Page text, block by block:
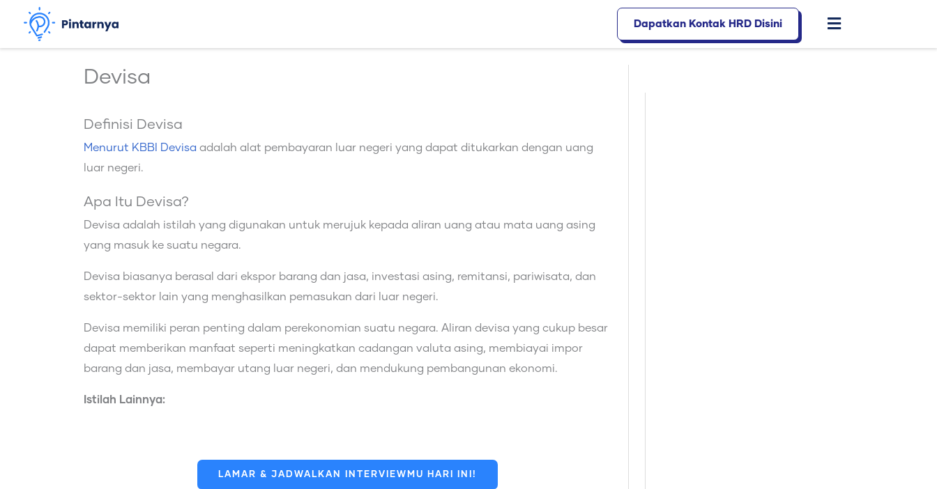
konten
Dapatkan Kontak HRD Disini
Flyout
Devisa
Definisi Devisa
Menurut KBBI Devisa adalah alat pembayaran luar negeri yang dapat ditukarkan dengan uang
luar negeri.
Apa Itu Devisa?
Devisa adalah istilah yang digunakan untuk merujuk kepada aliran uang atau mata uang asing
yang masuk ke suatu negara.
Devisa biasanya berasal dari ekspor barang dan jasa, investasi asing, remitansi, pariwisata, dan
sektor-sektor lain yang menghasilkan pemasukan dari luar negeri.
Devisa memiliki peran penting dalam perekonomian suatu negara. Aliran devisa yang cukup besar
dapat memberikan manfaat seperti meningkatkan cadangan valuta asing, membiayai impor
barang dan jasa, membayar utang luar negeri, dan mendukung pembangunan ekonomi.
Istilah Lainnya:
LAMAR & JADWALKAN INTERVIEWMU HARI INI!